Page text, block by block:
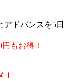
アドバンスを5日
円もお得！
！